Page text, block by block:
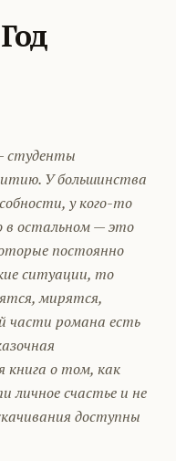
студенты
У большинства
у кого-то
в остальном — это
постоянно
ситуации, то
мирятся,
части романа есть
книга о том, как
личное счастье и не
доступны